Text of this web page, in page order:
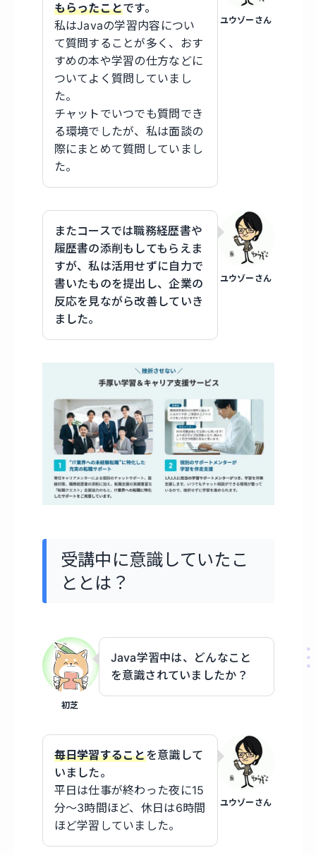
ユウゾーさん
もらったことです。
私はJavaの学習内容につい
て質問することが多く、おす
すめの本や学習の仕方などに
ついてよく質問していまし
た。
チャットでいつでも質問でき
る環境でしたが、私は面談の
際にまとめて質問していまし
た。
ユウゾーさん
またコースでは職務経歴書や
履歴書の添削もしてもらえま
すが、私は活用せずに自力で
書いたものを提出し、企業の
反応を見ながら改善していき
ました。
受講中に意識していたこ
ととは？
初芝
Java学習中は、どんなこと
を意識されていましたか？
ユウゾーさん
毎日学習することを意識して
いました。
平日は仕事が終わった夜に15
分〜3時間ほど、休日は6時間
ほど学習していました。